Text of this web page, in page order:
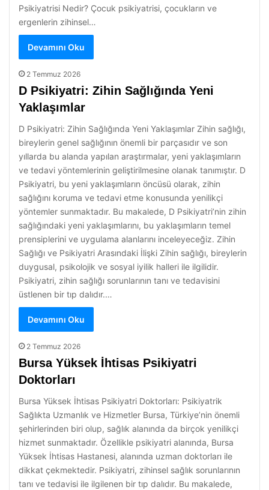
Psikiyatrisi Nedir? Çocuk psikiyatrisi, çocukların ve
ergenlerin zihinsel…
Devamını Oku
2 Temmuz 2026
D Psikiyatri: Zihin Sağlığında Yeni
Yaklaşımlar
D Psikiyatri: Zihin Sağlığında Yeni Yaklaşımlar Zihin sağlığı,
bireylerin genel sağlığının önemli bir parçasıdır ve son
yıllarda bu alanda yapılan araştırmalar, yeni yaklaşımların
ve tedavi yöntemlerinin geliştirilmesine olanak tanımıştır. D
Psikiyatri, bu yeni yaklaşımların öncüsü olarak, zihin
sağlığını koruma ve tedavi etme konusunda yenilikçi
yöntemler sunmaktadır. Bu makalede, D Psikiyatri’nin zihin
sağlığındaki yeni yaklaşımlarını, bu yaklaşımların temel
prensiplerini ve uygulama alanlarını inceleyeceğiz. Zihin
Sağlığı ve Psikiyatri Arasındaki İlişki Zihin sağlığı, bireylerin
duygusal, psikolojik ve sosyal iyilik halleri ile ilgilidir.
Psikiyatri, zihin sağlığı sorunlarının tanı ve tedavisini
üstlenen bir tıp dalıdır.…
Devamını Oku
2 Temmuz 2026
Bursa Yüksek İhtisas Psikiyatri
Doktorları
Bursa Yüksek İhtisas Psikiyatri Doktorları: Psikiyatrik
Sağlıkta Uzmanlık ve Hizmetler Bursa, Türkiye’nin önemli
şehirlerinden biri olup, sağlık alanında da birçok yenilikçi
hizmet sunmaktadır. Özellikle psikiyatri alanında, Bursa
Yüksek İhtisas Hastanesi, alanında uzman doktorları ile
dikkat çekmektedir. Psikiyatri, zihinsel sağlık sorunlarının
tanı ve tedavisi ile ilgilenen bir tıp dalıdır. Bu makalede,